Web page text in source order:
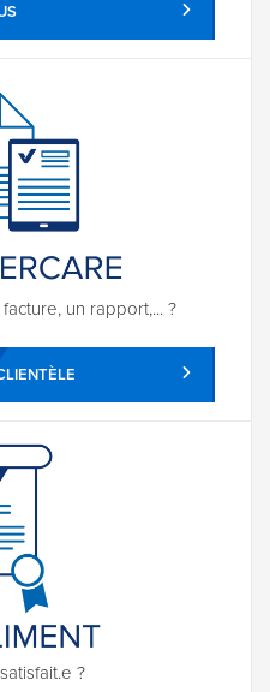
un rapport,... ?
?